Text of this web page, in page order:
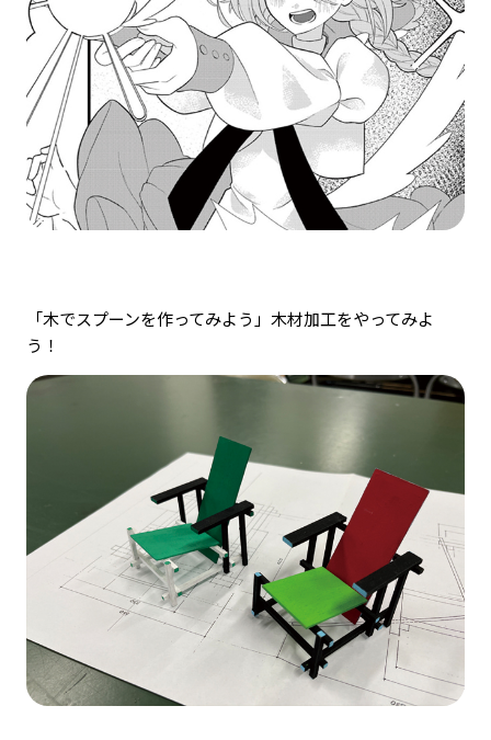
「木でスプーンを作ってみよう」木材加工をやってみよ
う！